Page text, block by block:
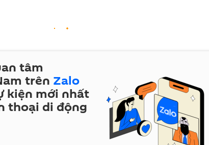
tâm
trên Zalo
kiện mới nhất
thoại di động